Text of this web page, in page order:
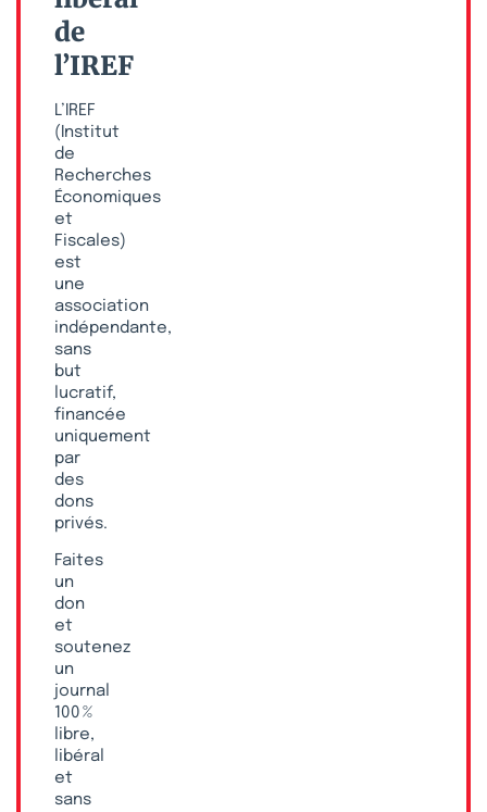
de
l’IREF
L’IREF
(Institut
de
Recherches
Économiques
et
Fiscales)
est
une
association
indépendante,
sans
but
lucratif,
financée
uniquement
par
des
dons
privés.
Faites
un
don
et
soutenez
un
journal
100 %
libre,
libéral
et
sans